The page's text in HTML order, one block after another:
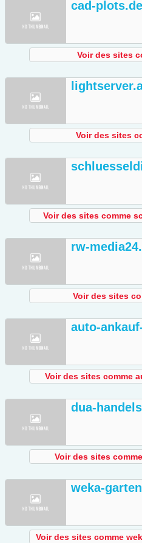
cad-plots.de
Voir des sites
Voir des sites
Voir des sites comme
rw-
Voir des sites
auto-
Voir des sites comme
dua-
Voir des sites
weka-
Voir des sites comme